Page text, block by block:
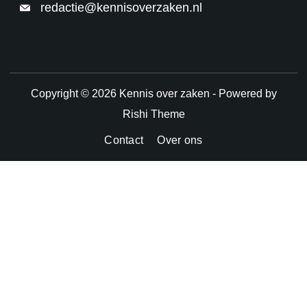
redactie@kennisoverzaken.nl
Copyright © 2026 Kennis over zaken - Powered by
Rishi Theme
Contact Over ons